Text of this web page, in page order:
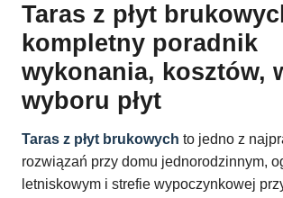
Taras z płyt
kompletny poradnik
wykonania, kosztów,
wyboru płyt
Taras z płyt brukowych to jedno z
rozwiązań przy domu jednorodzinnym,
letniskowym i strefie wypoczynkowej